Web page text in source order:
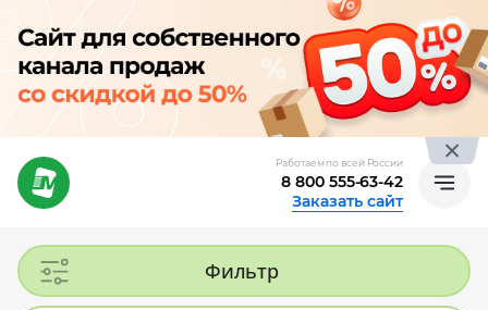
Работаем по всей России
8 800 555-63-42
Заказать сайт
Фильтр